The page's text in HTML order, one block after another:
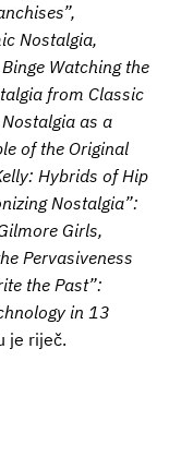
Nostalgia,
Watching the
from Classic
as a
of the Original
Hybrids of Hip
Nostalgia”:
Girls,
Pervasiveness
the Past”:
in 13
je riječ.